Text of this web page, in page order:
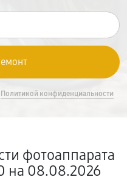
Политикой конфиденциальности
фотоаппарата
на 08.08.2026